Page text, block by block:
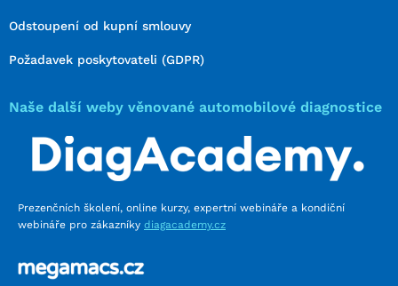
Odstoupení od kupní smlouvy
Požadavek poskytovateli (GDPR)
Naše další weby věnované automobilové diagnostice
Prezenčních školení, online kurzy, expertní webináře a kondiční
webináře pro zákazníky diagacademy.cz